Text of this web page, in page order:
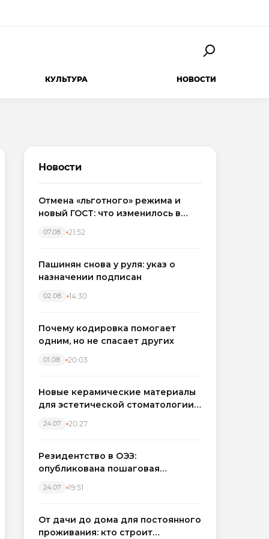
КУЛЬТУРА НОВОСТИ
Новости
Отмена «льготного» режима и
новый ГОСТ: что изменилось в
07.08 21:52
Пашинян снова у руля: указ о
назначении подписан
02.08 14:30
Почему кодировка помогает
одним, но не спасает других
01.08 20:03
Новые керамические материалы
для эстетической стоматологии
24.07 20:27
Резидентство в ОЭЗ:
опубликована пошаговая
налоговых льгот для инвесторов
24.07 19:51
От дачи до дома для постоянного
проживания: кто строит